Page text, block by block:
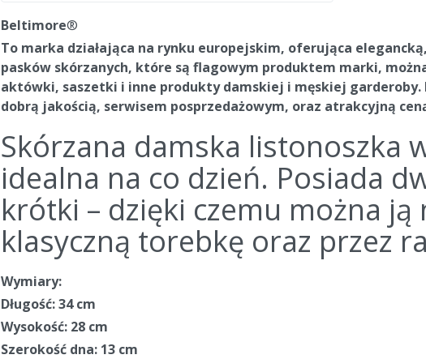
Beltimore®
To marka działająca na rynku europejskim, oferująca
pasków skórzanych, które są flagowym produktem marki,
aktówki, saszetki i inne produkty damskiej i męskiej
dobrą jakością, serwisem posprzedażowym, oraz atrakcyjną
Skórzana damska listonoszka
idealna na co dzień. Posiada
krótki – dzięki czemu można
klasyczną torebkę oraz przez
Wymiary:
Długość: 34 cm
Wysokość: 28 cm
Szerokość dna: 13 cm